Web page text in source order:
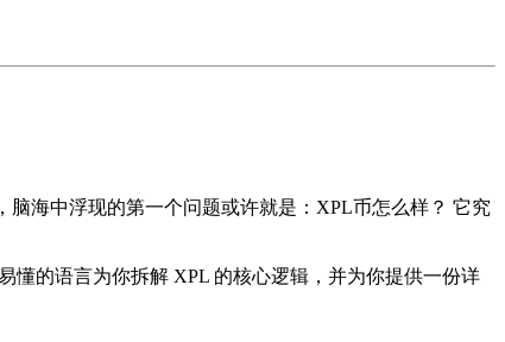
海中浮现的第一个问题或许就是： XPL币怎么样？ 它究
懂的语言为你拆解 XPL 的核心逻辑，并为你提供一份详